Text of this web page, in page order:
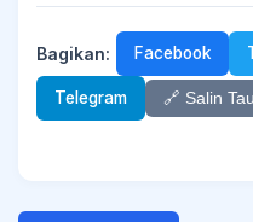
Bagikan: Facebook
Telegram 🔗 Salin